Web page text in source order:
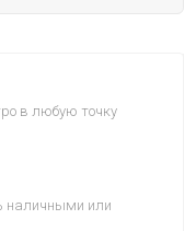
в любую точку
наличными или